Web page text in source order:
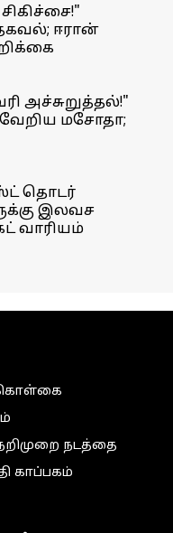
ஈரான்
அச்சுறுத்தல்!"
மசோதா;
தொடர்
இலவச
வாரியம்
கொள்கை
நடத்தை
காப்பகம்